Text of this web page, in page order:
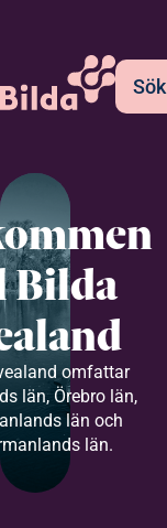
Sök
Bilda
omfattar
län, Örebro län,
län och
län.